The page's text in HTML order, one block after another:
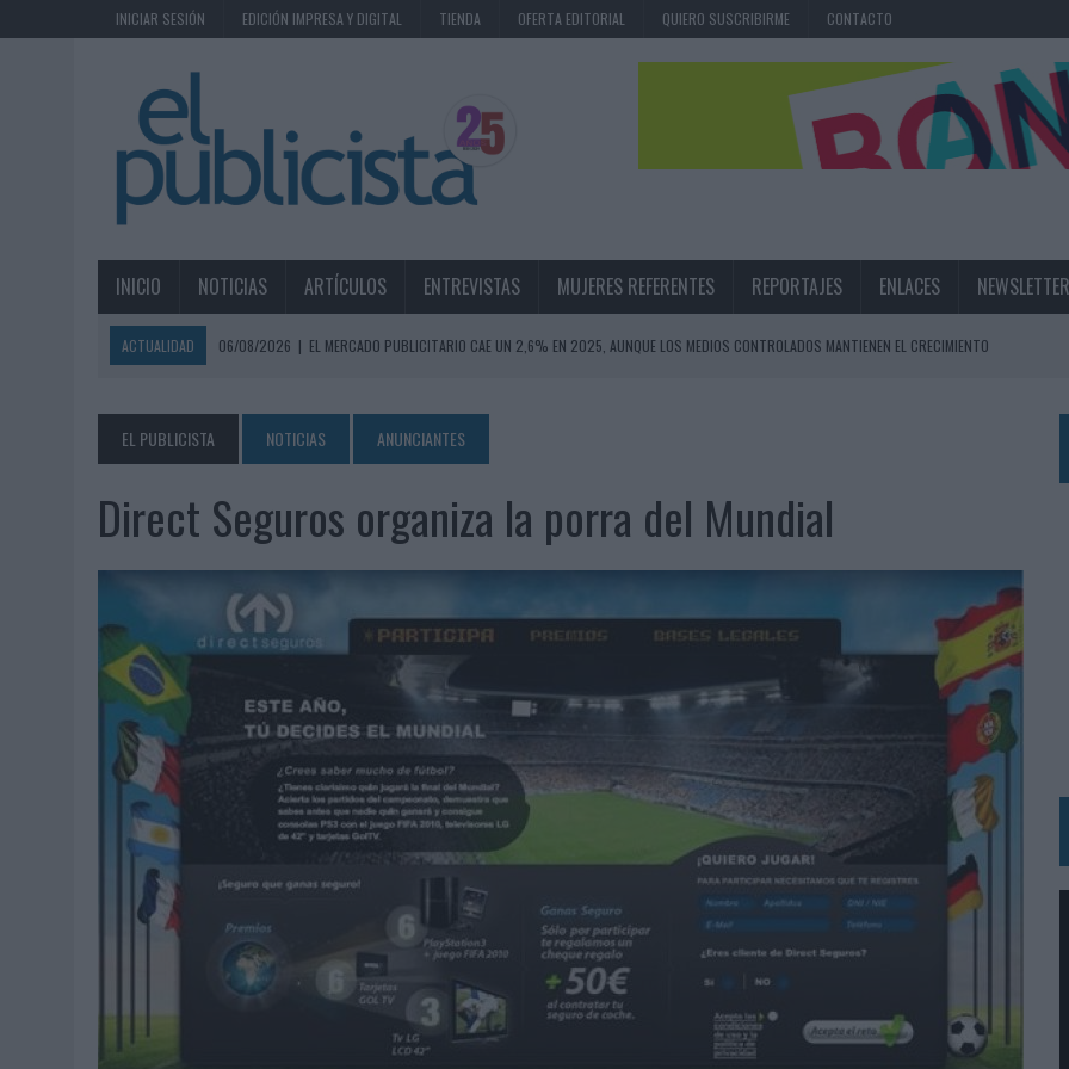
INICIAR SESIÓN EDICIÓN IMPRESA Y DIGITAL TIENDA OFERTA EDITORIAL QUIERO SUSCRIBIRME CONTACTO
INICIO NOTICIAS ARTÍCULOS ENTREVISTAS MUJERES REFERENTES REPORTAJES ENLACES NEWSLETTER
ACTUALIDAD 06/08/2026 | EL MERCADO PUBLICITARIO CAE UN 2,6% EN 2025, AUNQUE LOS MEDIOS CONTROLADOS MANTIENEN EL CRECIMIENTO
06/08/2026 | SYSTEM1 NOMBRA A KIMBERLY BASTONI COMO NUEVA DIRECTORA COMERCIAL GLOBAL
06/08/2026
FRIGO Y UNIQLO LANZAN UNA COLECCIÓN PERSONALIZABLE INSPIRADA EN CORNETTO, CALIPPO Y SOLERO
06/08/2026
LA IA ESTÁ SUBIENDO EL LISTÓN DE LA CREATIVIDAD
05/08/2026
FABRA COMUNICACIÓN INCORPORA A CASONÁ Y ASUME LA GESTIÓN DE SUS RELACIONES CON LOS MEDIOS
05/08/2026 | LOPESAN HOTELS & RESORTS ACERCA EL PARAÍSO CANARIO EN SU ÚLTIMA CAMPAÑA INTERNACIONAL
05/08/2026
LUIS ARQUILLOS (BURGO DE ARIAS): “LA CONSTRUCCIÓN DE MARCA A LARGO PLAZO Y LA MEDICIÓN SON DOS CARAS DE LA MISMA
MONEDA”
04/08/2026
‘EL PARAÍSO MÁS CERCA’, DE 22GRADOS PARA LOPESAN HOTELS & RESORTS
04/08/2026
‘LA ÚNICA CERVEZA DEL MUNDO QUE SE DISFRUTA DOS VECES’, DE INUSUALY PARA CERVEZA CAPAZ
04/08/2026
‘EL FÚTBOL SIN LAS PERSONAS’, DE DENTSU CREATIVE PARA ORANGE
04/08/2026
CAPAZ, LA CERVEZA QUE CONVIERTE CADA BOTELLA EN UNA OPORTUNIDAD DE INCLUSIÓN
04/08/2026
BABARIA Y MAXIBON SON ‘EL MATCH PERFECTO DEL VERANO’
AUDIBLE REIVINDICA EL PODER TRANSFORMADOR DEL AUDIO EN SU NUEVA CAMPAÑA GLOBAL DE MARCA
03/08/2026
‘VUELVE EL FÚTBOL. VUELVE A SOÑAR’, DE VML PARA MOVISTAR
MOVISTAR APELA A LA ILUSIÓN DE LAS AFICIONES PARA EL REGRESO DEL FÚTBOL
EL PUBLICISTA NOTICIAS ANUNCIANTES
Direct Seguros organiza la porra del Mundial